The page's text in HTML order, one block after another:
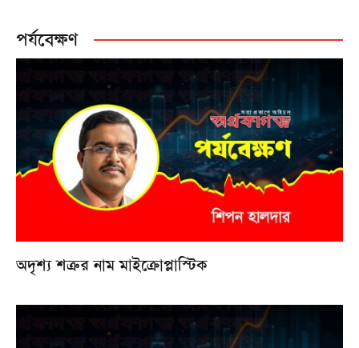
পর্যবেক্ষণ
অদৃশ্য শত্রুর নাম মাইক্রোপ্লাস্টিক